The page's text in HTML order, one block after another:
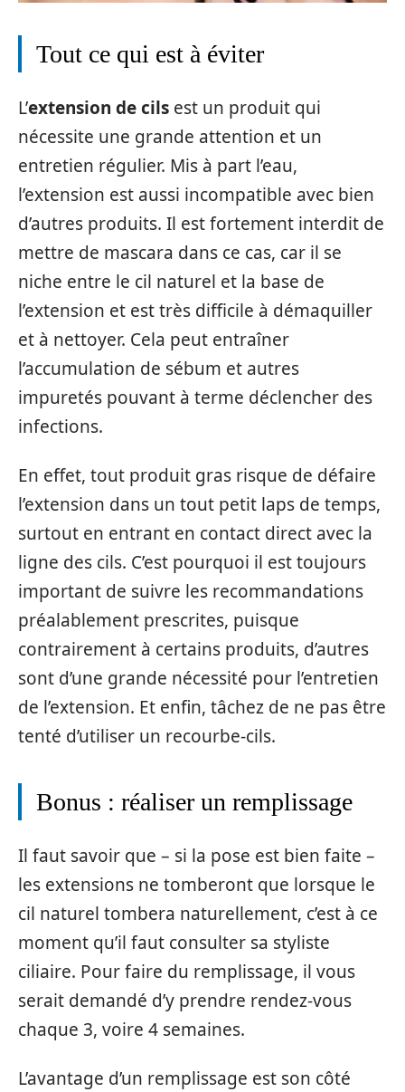
Tout ce qui est à éviter
L’extension de cils est un produit qui
nécessite une grande attention et un
entretien régulier. Mis à part l’eau,
l’extension est aussi incompatible avec bien
d’autres produits. Il est fortement interdit de
mettre de mascara dans ce cas, car il se
niche entre le cil naturel et la base de
l’extension et est très difficile à démaquiller
et à nettoyer. Cela peut entraîner
l’accumulation de sébum et autres
impuretés pouvant à terme déclencher des
infections.
En effet, tout produit gras risque de défaire
l’extension dans un tout petit laps de temps,
surtout en entrant en contact direct avec la
ligne des cils. C’est pourquoi il est toujours
important de suivre les recommandations
préalablement prescrites, puisque
contrairement à certains produits, d’autres
sont d’une grande nécessité pour l’entretien
de l’extension. Et enfin, tâchez de ne pas être
tenté d’utiliser un recourbe-cils.
Bonus : réaliser un remplissage
Il faut savoir que – si la pose est bien faite –
les extensions ne tomberont que lorsque le
cil naturel tombera naturellement, c’est à ce
moment qu’il faut consulter sa styliste
ciliaire. Pour faire du remplissage, il vous
serait demandé d’y prendre rendez-vous
chaque 3, voire 4 semaines.
L’avantage d’un remplissage est son côté